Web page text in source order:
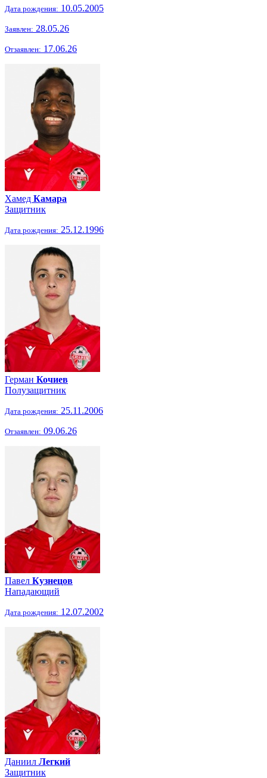
Дата рождения: 10.05.2005
Заявлен: 28.05.26
Отзаявлен: 17.06.26
Хамед Камара
Защитник
Дата рождения: 25.12.1996
Герман Кочиев
Полузащитник
Дата рождения: 25.11.2006
Отзаявлен: 09.06.26
Павел Кузнецов
Нападающий
Дата рождения: 12.07.2002
Даниил Легкий
Защитник